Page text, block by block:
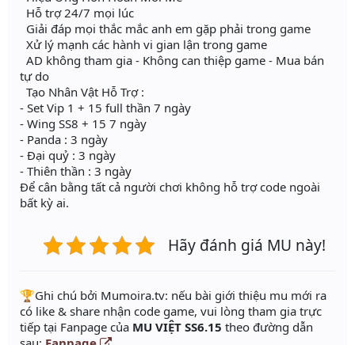
Hỗ trợ 24/7 mọi lúc
Giải đáp mọi thắc mắc anh em gặp phải trong game
Xử lý mạnh các hành vi gian lận trong game
AD không tham gia - Không can thiệp game - Mua bán
tự do
Tạo Nhân Vật Hỗ Trợ :
- Set Vip 1 + 15 full thần 7 ngày
- Wing SS8 + 15 7 ngày
- Panda : 3 ngày
- Đại quỷ : 3 ngày
- Thiên thần : 3 ngày
Để cân bằng tất cả người chơi không hỗ trợ code ngoài
bất kỳ ai.
Hãy đánh giá MU này!
️🏆Ghi chú bởi Mumoira.tv: nếu bài giới thiệu mu mới ra
có like & share nhận code game, vui lòng tham gia trực
tiếp tại Fanpage của MU VIỆT SS6.15 theo đường dẫn